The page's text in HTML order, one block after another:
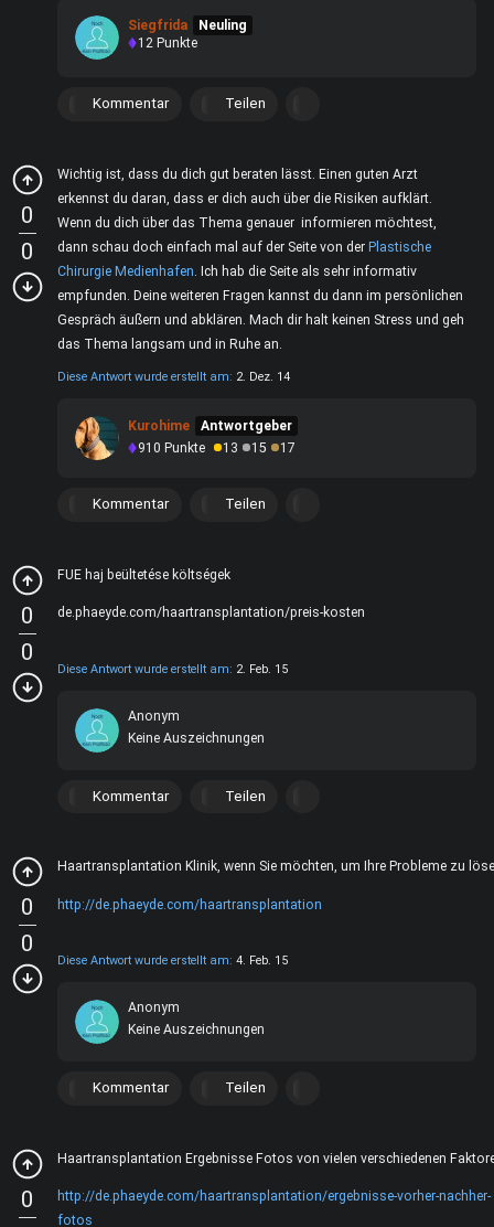
Siegfrida
Neuling
12 Punkte
Kommentar Teilen
0
0
Wichtig ist, dass du dich gut beraten lässt. Einen guten Arzt
erkennst du daran, dass er dich auch über die Risiken aufklärt.
Wenn du dich über das Thema genauer informieren möchtest,
dann schau doch einfach mal auf der Seite von der Plastische
Chirurgie Medienhafen. Ich hab die Seite als sehr informativ
empfunden. Deine weiteren Fragen kannst du dann im persönlichen
Gespräch äußern und abklären. Mach dir halt keinen Stress und geh
das Thema langsam und in Ruhe an.
Diese Antwort wurde erstellt am: 2. Dez. 14
Kurohime
Antwortgeber
910 Punkte 13 15 17
Kommentar Teilen
0
0
FUE haj beültetése költségek
de.phaeyde.com/haartransplantation/preis-kosten
Diese Antwort wurde erstellt am: 2. Feb. 15
Anonym
Keine Auszeichnungen
Kommentar Teilen
0
0
Haartransplantation Klinik, wenn Sie möchten, um Ihre Probleme zu
http://de.phaeyde.com/haartransplantation
Diese Antwort wurde erstellt am: 4. Feb. 15
Anonym
Keine Auszeichnungen
Kommentar Teilen
0
Haartransplantation Ergebnisse Fotos von vielen verschiedenen
http://de.phaeyde.com/haartransplantation/ergebnisse-vorher-nachher-
fotos